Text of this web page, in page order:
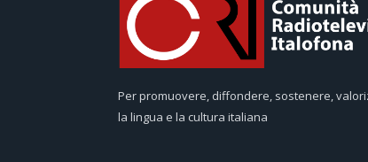
Per promuovere, diffondere, sostenere,
la lingua e la cultura italiana